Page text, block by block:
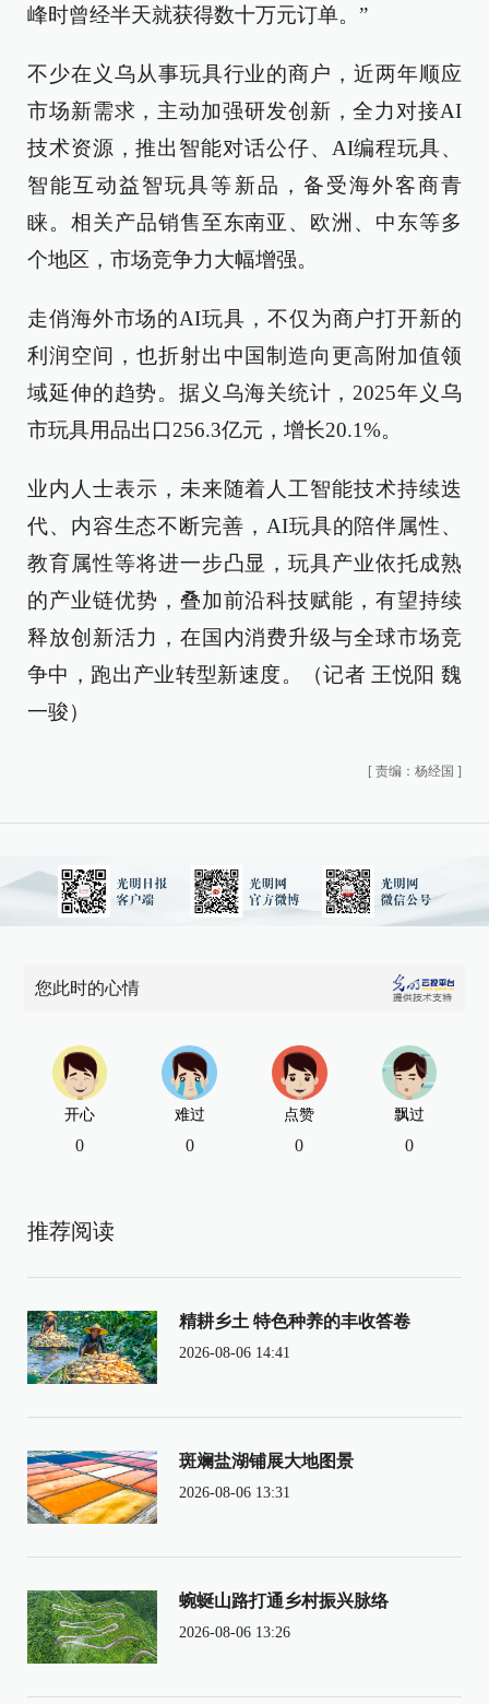
峰时曾经半天就获得数十万元订单。”
不少在义乌从事玩具行业的商户，近两年顺应
市场新需求，主动加强研发创新，全力对接AI
技术资源，推出智能对话公仔、AI编程玩具、
智能互动益智玩具等新品，备受海外客商青
睐。相关产品销售至东南亚、欧洲、中东等多
个地区，市场竞争力大幅增强。
走俏海外市场的AI玩具，不仅为商户打开新的
利润空间，也折射出中国制造向更高附加值领
域延伸的趋势。据义乌海关统计，2025年义乌
市玩具用品出口256.3亿元，增长20.1%。
业内人士表示，未来随着人工智能技术持续迭
代、内容生态不断完善，AI玩具的陪伴属性、
教育属性等将进一步凸显，玩具产业依托成熟
的产业链优势，叠加前沿科技赋能，有望持续
释放创新活力，在国内消费升级与全球市场竞
争中，跑出产业转型新速度。（记者 王悦阳 魏
一骏）
[ 责编：杨经国 ]
您此时的心情
开心
0
难过
0
点赞
0
飘过
0
推荐阅读
精耕乡土 特色种养的丰收答卷
2026-08-06 14:41
斑斓盐湖铺展大地图景
2026-08-06 13:31
蜿蜒山路打通乡村振兴脉络
2026-08-06 13:26